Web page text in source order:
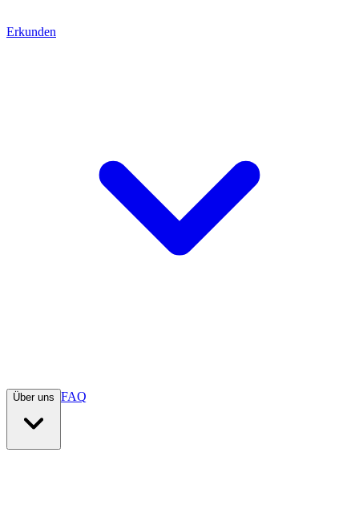
Erkunden
Über uns FAQ